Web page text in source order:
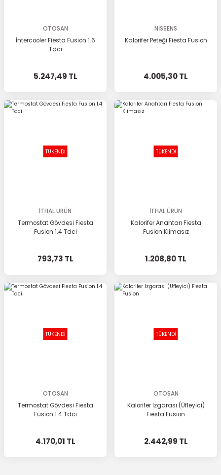
OTOSAN
İntercooler Fiesta Fusion 1.6
Tdci
5.247,49 TL
NİSSENS
Kalorifer Peteği Fiesta Fusion
4.005,30 TL
TÜKENDİ
İTHAL ÜRÜN
Termostat Gövdesi Fiesta
Fusion 1.4 Tdci
793,73 TL
TÜKENDİ
İTHAL ÜRÜN
Kalorifer Anahtarı Fiesta
Fusion Klimasız
1.208,80 TL
TÜKENDİ
OTOSAN
Termostat Gövdesi Fiesta
Fusion 1.4 Tdci
4.170,01 TL
TÜKENDİ
OTOSAN
Kalorifer Izgarası (Üfleyici)
Fiesta Fusion
2.442,99 TL